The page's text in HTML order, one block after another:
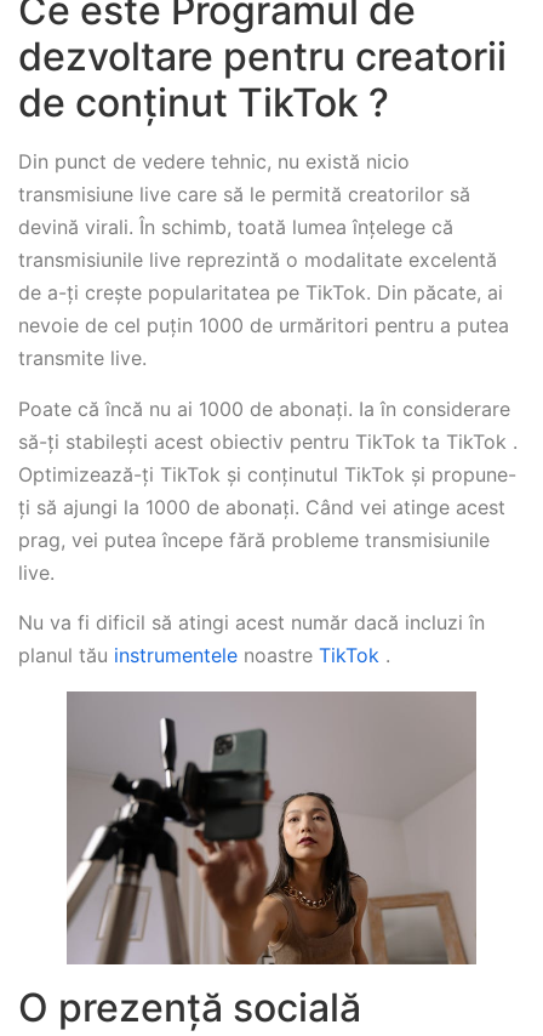
Ce este Programul de
dezvoltare pentru creatorii
de conținut TikTok ?
Din punct de vedere tehnic, nu există nicio
transmisiune live care să le permită creatorilor să
devină virali. În schimb, toată lumea înțelege că
transmisiunile live reprezintă o modalitate excelentă
de a-ți crește popularitatea pe TikTok. Din păcate, ai
nevoie de cel puțin 1000 de urmăritori pentru a putea
transmite live.
Poate că încă nu ai 1000 de abonați. Ia în considerare
să-ți stabilești acest obiectiv pentru TikTok ta TikTok .
Optimizează-ți TikTok și conținutul TikTok și propune-
ți să ajungi la 1000 de abonați. Când vei atinge acest
prag, vei putea începe fără probleme transmisiunile
live.
Nu va fi dificil să atingi acest număr dacă incluzi în
planul tău instrumentele noastre TikTok .
O prezență socială